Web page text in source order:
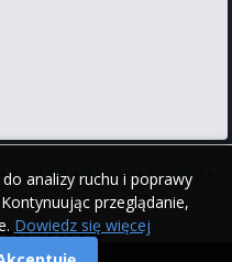
analizy ruchu i poprawy
przeglądanie,
Dowiedz się więcej
Kontakt•iPhone•Android